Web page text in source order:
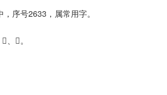
序号2633，属常用字。
、𨘤。